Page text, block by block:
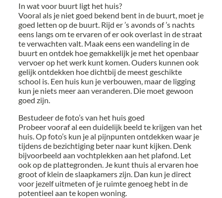
In wat voor buurt ligt het huis?
Vooral als je niet goed bekend bent in de buurt, moet je
goed letten op de buurt. Rijd er ’s avonds of ’s nachts
eens langs om te ervaren of er ook overlast in de straat
te verwachten valt. Maak eens een wandeling in de
buurt en ontdek hoe gemakkelijk je met het openbaar
vervoer op het werk kunt komen. Ouders kunnen ook
gelijk ontdekken hoe dichtbij de meest geschikte
school is. Een huis kun je verbouwen, maar de ligging
kun je niets meer aan veranderen. Die moet gewoon
goed zijn.
Bestudeer de foto’s van het huis goed
Probeer vooraf al een duidelijk beeld te krijgen van het
huis. Op foto’s kun je al pijnpunten ontdekken waar je
tijdens de bezichtiging beter naar kunt kijken. Denk
bijvoorbeeld aan vochtplekken aan het plafond. Let
ook op de plattegronden. Je kunt thuis al ervaren hoe
groot of klein de slaapkamers zijn. Dan kun je direct
voor jezelf uitmeten of je ruimte genoeg hebt in de
potentieel aan te kopen woning.